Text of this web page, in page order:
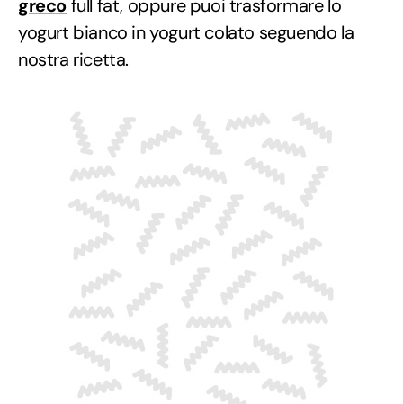
grecofull fat, oppure puoi trasformare lo
yogurt bianco in yogurt colato seguendo la
nostra ricetta.